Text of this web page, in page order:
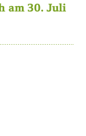
am 30. Juli